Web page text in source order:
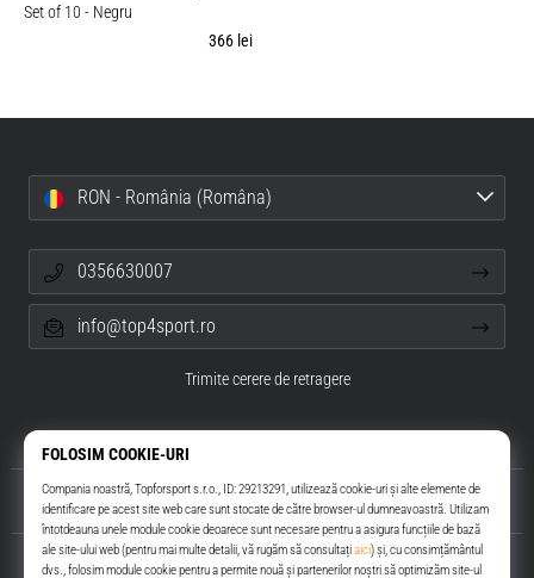
Set of 10 - Negru
366 lei
Despre noi
Servicii clienți
RON - România (Româna)
0356630007
info@top4sport.ro
Trimite cerere de retragere